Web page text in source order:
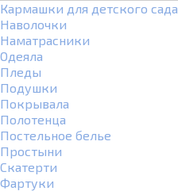
Кармашки для детского сада
Наволочки
Наматрасники
Одеяла
Пледы
Подушки
Покрывала
Полотенца
Постельное белье
Простыни
Скатерти
Фартуки